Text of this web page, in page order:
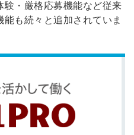
験・厳格応募機能など従来
も続々と追加されていま
用課題の解決、新しい採用の